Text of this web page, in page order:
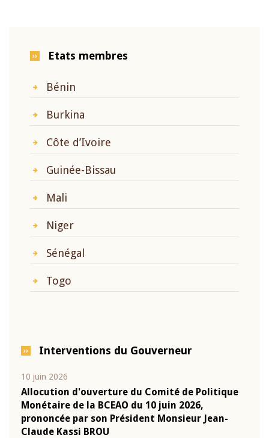
Etats membres
Bénin
Burkina
Côte d’Ivoire
Guinée-Bissau
Mali
Niger
Sénégal
Togo
Interventions du Gouverneur
10 juin 2026
Allocution d'ouverture du Comité de Politique
Monétaire de la BCEAO du 10 juin 2026,
prononcée par son Président Monsieur Jean-
Claude Kassi BROU